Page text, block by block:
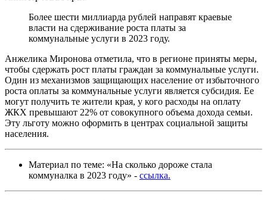
Более шести миллиарда рублей направят краевые
власти на сдерживание роста платы за
коммунальные услуги в 2023 году.
Анжелика Миронова отметила, что в регионе приняты меры,
чтобы сдержать рост платы граждан за коммунальные услуги.
Один из механизмов защищающих население от избыточного
роста оплаты за коммунальные услуги является субсидия. Ее
могут получить те жители края, у кого расходы на оплату
ЖКХ превышают 22% от совокупного объема дохода семьи.
Эту льготу можно оформить в центрах социальной защиты
населения.
Материал по теме: «На сколько дороже стала
коммуналка в 2023 году» - ссылка.